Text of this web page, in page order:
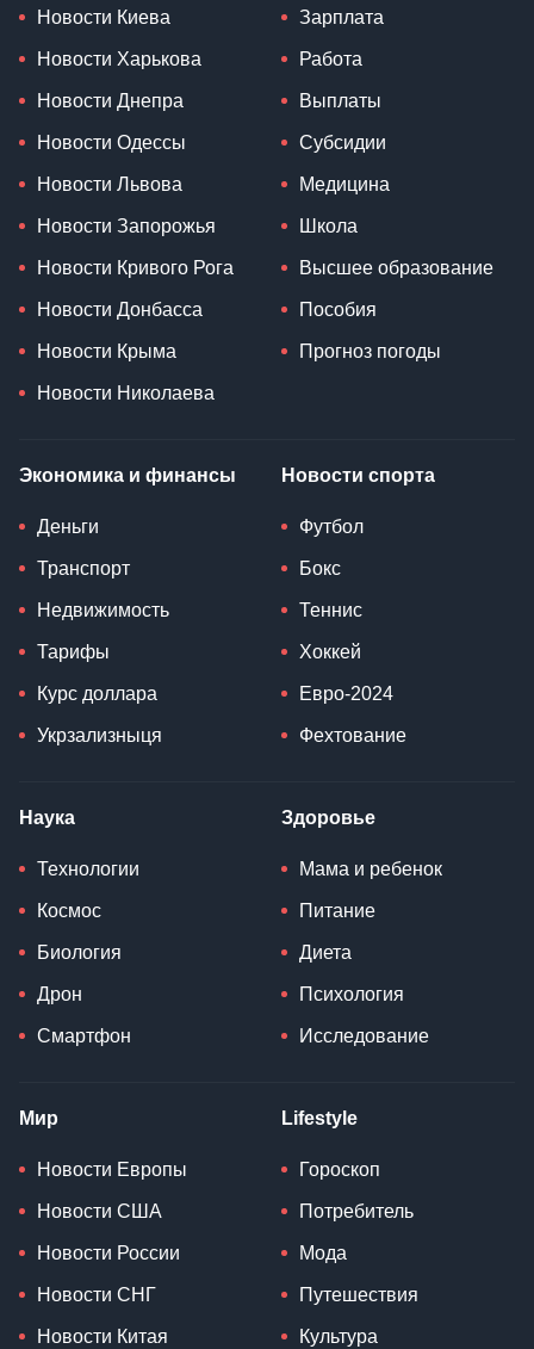
Новости Киева
Новости Харькова
Новости Днепра
Новости Одессы
Новости Львова
Новости Запорожья
Новости Кривого Рога
Новости Донбасса
Новости Крыма
Новости Николаева
Зарплата
Работа
Выплаты
Субсидии
Медицина
Школа
Высшее образование
Пособия
Прогноз погоды
Экономика и финансы
Деньги
Транспорт
Недвижимость
Тарифы
Курс доллара
Укрзализныця
Новости спорта
Футбол
Бокс
Теннис
Хоккей
Евро-2024
Фехтование
Наука
Технологии
Космос
Биология
Дрон
Смартфон
Здоровье
Мама и ребенок
Питание
Диета
Психология
Исследование
Мир
Новости Европы
Новости США
Новости России
Новости СНГ
Новости Китая
Lifestyle
Гороскоп
Потребитель
Мода
Путешествия
Культура